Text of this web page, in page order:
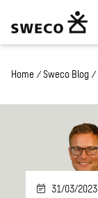
Home / Sweco Blog /
31/03/2023